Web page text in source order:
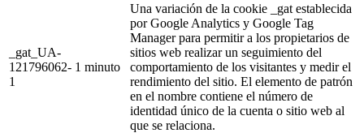
_gat_UA-
121796062-
1
1 minuto
Una variación de la cookie _gat establecida
por Google Analytics y Google Tag
Manager para permitir a los propietarios de
sitios web realizar un seguimiento del
comportamiento de los visitantes y medir el
rendimiento del sitio. El elemento de patrón
en el nombre contiene el número de
identidad único de la cuenta o sitio web al
que se relaciona.